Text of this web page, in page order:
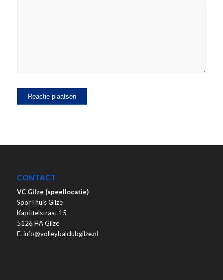
CONTACT
VC Gilze (speellocatie)
SporThuis Gilze
Kapittelstraat 15
5126 HA Gilze
E. info@volleybalclubgilze.nl